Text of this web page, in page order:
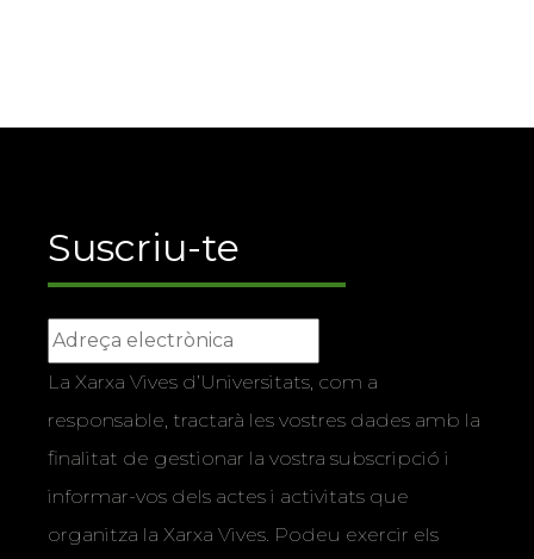
Suscriu-te
La Xarxa Vives d’Universitats, com a
responsable, tractarà les vostres dades amb la
finalitat de gestionar la vostra subscripció i
informar-vos dels actes i activitats que
organitza la Xarxa Vives. Podeu exercir els